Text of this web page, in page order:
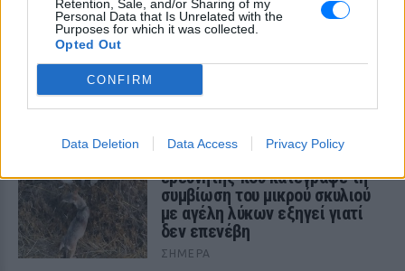
Retention, Sale, and/or Sharing of my
Personal Data that Is Unrelated with the
Purposes for which it was collected.
Opted Out
CONFIRM
Data Deletion Data Access Privacy Policy
ΔΕΙΤΕ ΕΠΙΣΗΣ
ερευνητής που κατέγραφε τη
συμβίωση του μικρού σκυλιού
με αγέλη λύκων εξηγεί γιατί
δεν επενέβη
ΣΉΜΕΡΑ